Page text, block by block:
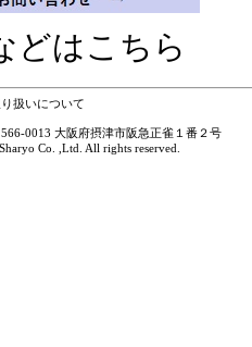
どはこちら
扱いについて
0013 大阪府摂津市阪急正雀１番２号
Co. ,Ltd. All rights reserved.